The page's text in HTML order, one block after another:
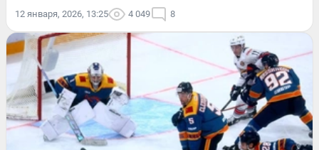
12 января, 2026, 13:25 4 049 8